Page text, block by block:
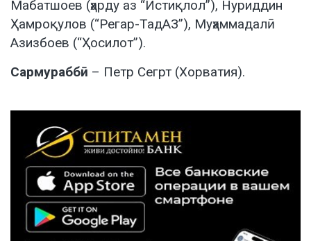
Мабатшоев (ҳарду аз “Истиқлол”), Нуриддин
Ҳамроқулов (“Регар-ТадАЗ”), Муҳаммадалӣ
Азизбоев (“Ҳосилот”).
Сармураббӣ – Петр Сегрт (Хорватия).